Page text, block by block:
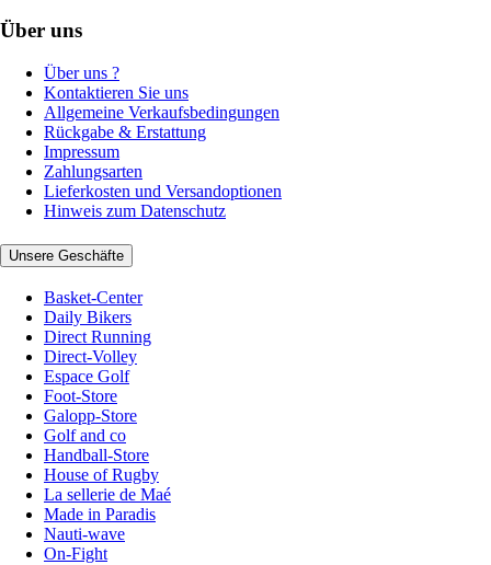
Über uns
Über uns ?
Kontaktieren Sie uns
Allgemeine Verkaufsbedingungen
Rückgabe & Erstattung
Impressum
Zahlungsarten
Lieferkosten und Versandoptionen
Hinweis zum Datenschutz
Unsere Geschäfte
Basket-Center
Daily Bikers
Direct Running
Direct-Volley
Espace Golf
Foot-Store
Galopp-Store
Golf and co
Handball-Store
House of Rugby
La sellerie de Maé
Made in Paradis
Nauti-wave
On-Fight